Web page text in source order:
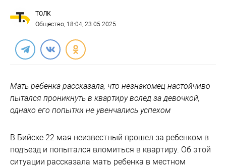
ТОЛК
Общество, 18:04, 23.05.2025
Мать ребенка рассказала, что незнакомец настойчиво
пытался проникнуть в квартиру вслед за девочкой,
однако его попытки не увенчались успехом
В Бийске 22 мая неизвестный прошел за ребенком в
подъезд и попытался вломиться в квартиру. Об этой
ситуации рассказала мать ребенка в местном